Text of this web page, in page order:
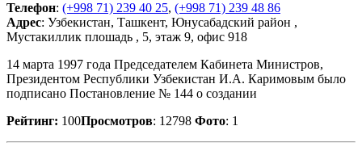
Телефон: (+998 71) 239 40 25, (+998 71) 239 48 86
Адрес: Узбекистан, Ташкент, Юнусабадский район ,
Мустакиллик плошадь , 5, этаж 9, офис 918
14 марта 1997 года Председателем Кабинета Министров,
Президентом Республики Узбекистан И.А. Каримовым было
подписано Постановление № 144 о создании
Рейтинг: 100Просмотров: 12798 Фото: 1